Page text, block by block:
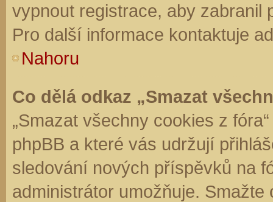
vypnout registrace, aby zabranil
Pro další informace kontaktuje
Nahoru
Co dělá odkaz „Smazat
„Smazat všechny cookies z
phpBB a které vás udržují
sledování nových příspěvků na
administrátor umožňuje.